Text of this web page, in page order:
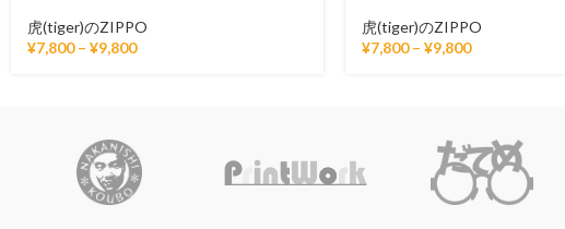
虎(tiger)のZIPPO
¥7,800 – ¥9,800
虎(tiger)のZIPPO
¥7,800 – ¥9,800